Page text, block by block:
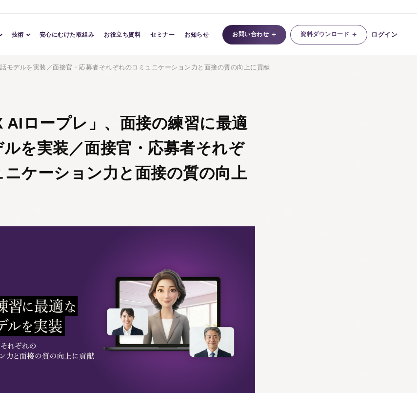
技術
Conversation AI
安心にむけた取組み お役立ち資料 セミナー お知らせ お問い合わせ + 資料ダウンロード + ログイン
モデルを実装／面接官・応募者それぞれのコミュニケーション力と面接の質の向上に貢献
AIロープレ」、面接の練習に最適
を実装／面接官・応募者それぞ
ケーション力と面接の質の向上